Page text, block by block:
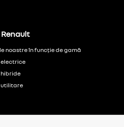
noastre în funcție de gamă
utilitare